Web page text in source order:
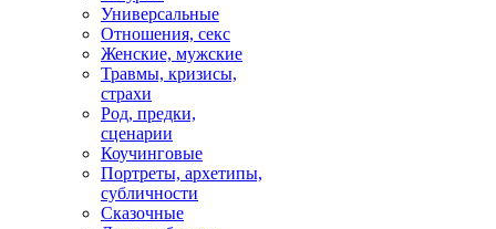
Универсальные
Отношения, секс
Женские, мужские
Травмы, кризисы,
страхи
Род, предки,
сценарии
Коучинговые
Портреты, архетипы,
субличности
Сказочные